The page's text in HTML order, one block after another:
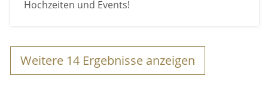
Hochzeiten und Events!
Weitere 14 Ergebnisse anzeigen